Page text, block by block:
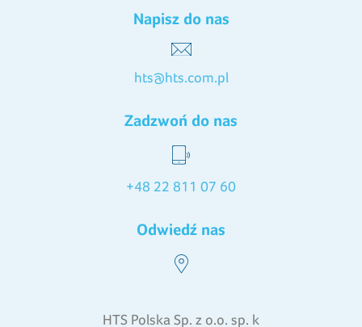
Napisz do nas
hts@hts.com.pl
Zadzwoń do nas
+48 22 811 07 60
Odwiedź nas
HTS Polska Sp. z o.o. sp. k